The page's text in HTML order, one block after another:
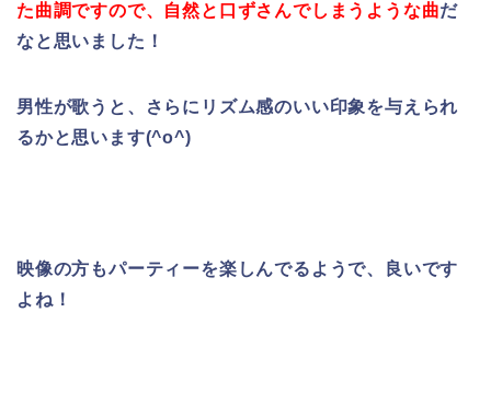
た曲調ですので、 自然と口ずさんでしまうような曲だ
なと思いました！
男性が歌うと、さらにリズム感のいい印象を与えられ
るかと思います(^o^)
映像の方もパーティーを楽しんでるようで、良いです
よね！